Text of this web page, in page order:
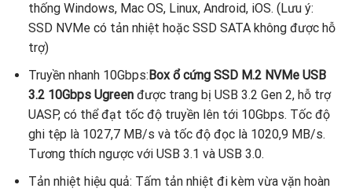
thống Windows, Mac OS, Linux, Android, iOS. (Lưu ý:
SSD NVMe có tản nhiệt hoặc SSD SATA không được hỗ
trợ)
Truyền nhanh 10Gbps:Box ổ cứng SSD M.2 NVMe USB
3.2 10Gbps Ugreenđược trang bị USB 3.2 Gen 2, hỗ trợ
UASP, có thể đạt tốc độ truyền lên tới 10Gbps. Tốc độ
ghi tệp là 1027,7 MB/s và tốc độ đọc là 1020,9 MB/s.
Tương thích ngược với USB 3.1 và USB 3.0.
Tản nhiệt hiệu quả: Tấm tản nhiệt đi kèm vừa vặn hoàn